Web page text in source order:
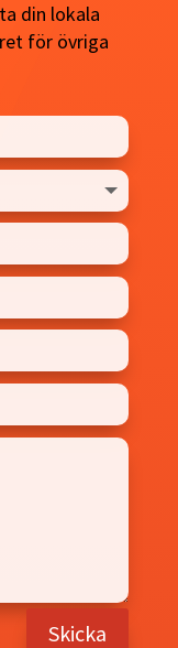
din lokala
för övriga
Skicka